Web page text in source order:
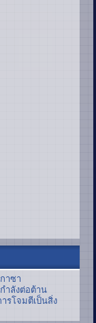
าซา
ำลังต่อต้าน
รโจมตีเป็นสิ่ง